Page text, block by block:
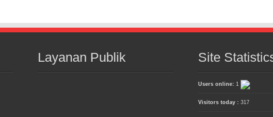
Layanan Publik Site
Users online: 1
Visitors today : 317